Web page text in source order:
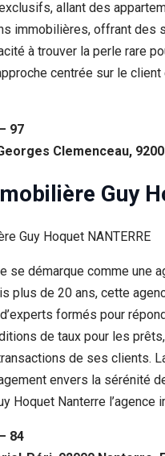
allant des
immobilières, offrant des
à trouver la perle rare
centrée sur le
97
Clemenceau,
Guy
se démarque comme une
plus de 20 ans, cette
formés pour
de taux pour les
de ses clients.
envers la sérénité
Hoquet Nanterre
84